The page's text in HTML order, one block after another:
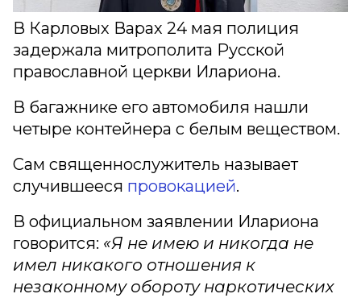
В Карловых Варах 24 мая полиция
задержала митрополита Русской
православной церкви Илариона.
В багажнике его автомобиля нашли
четыре контейнера с белым веществом.
Сам священнослужитель называет
случившееся провокацией.
В официальном заявлении Илариона
говорится: «Я не имею и никогда не
имел никакого отношения к
незаконному обороту наркотических